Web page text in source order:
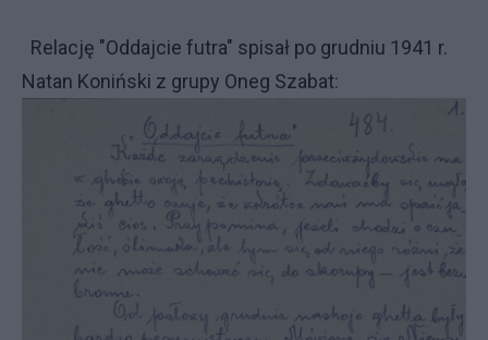
Relację "Oddajcie futra" spisał po grudniu 1941 r.
Natan Koniński z grupy Oneg Szabat: